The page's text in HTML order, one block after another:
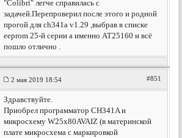
"Colibri" легче справилась с
задачей.Перепроверил после этого и родной
прогой для ch341a v1.29 ,выбрав в списке
eeprom 25-й серии а именно AT25160 и всё
пошло отлично .
2 мая 2019 18:54 #851
Здравствуйте.
Приобрел программатор CH341A и
микросхему W25x80AVAIZ (в материнской
плате микросхема с маркировкой